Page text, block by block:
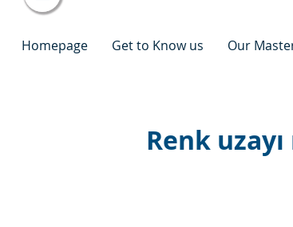
Homepage Get to Know us Our
Renk